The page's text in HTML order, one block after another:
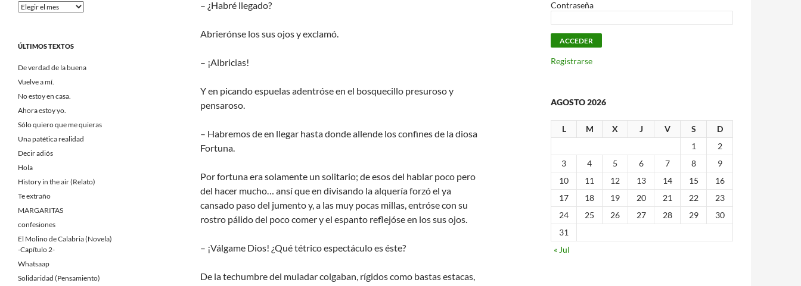
– ¿Habré llegado?
Abrierónse los sus ojos y exclamó.
– ¡Albricias!
Y en picando espuelas adentróse en el bosquecillo presuroso y
pensaroso.
– Habremos de en llegar hasta donde allende los confines de la diosa
Fortuna.
Por fortuna era solamente un solitario; de esos del hablar poco pero
del hacer mucho… ansí que en divisando la alquería forzó el ya
cansado paso del jumento y, a las muy pocas millas, entróse con su
rostro pálido del poco comer y el espanto reflejóse en los sus ojos.
– ¡Válgame Dios! ¿Qué tétrico espectáculo es éste?
De la techumbre del muladar colgaban, rígidos como bastas estacas,
Contraseña
Registrarse
AGOSTO 2026
L M X J V S
D
1
2
3
4 5 6 7 8
9
10
11 12 13 14 15
16
17
18 19 20 21 22
23
24
25 26 27 28 29
30
31
« Jul
Histórico
ÚLTIMOS TEXTOS
De verdad de la buena
Vuelve a mí.
No estoy en casa.
Ahora estoy yo.
Sólo quiero que me quieras
Una patética realidad
Decir adiós
Hola
History in the air (Relato)
Te extraño
MARGARITAS
confesiones
El Molino de Calabria (Novela)
-Capítulo 2-
Whatsaap
Solidaridad (Pensamiento)